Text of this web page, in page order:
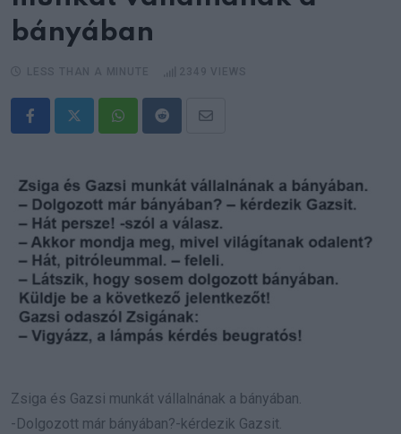
bányában
WhatsappRedditShare
Email
Zsiga és Gazsi munkát vállalnának a bányában.
-Dolgozott már bányában?-kérdezik Gazsit.